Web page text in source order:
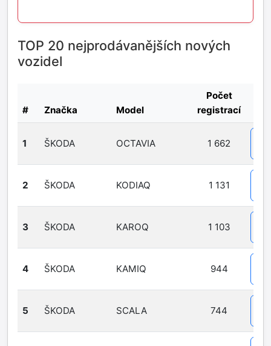
TOP 20 nejprodávanějších nových
vozidel
# Značka Model
Počet
registrací
1 ŠKODA OCTAVIA 1 662
2 ŠKODA KODIAQ 1 131
3 ŠKODA KAROQ 1 103
4 ŠKODA KAMIQ 944
5 ŠKODA SCALA 744